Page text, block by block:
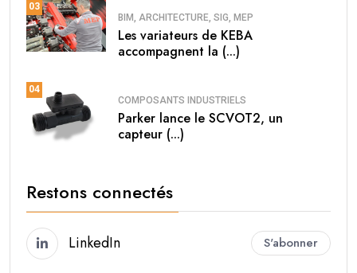
03
BIM, ARCHITECTURE, SIG, MEP
Les variateurs de KEBA
accompagnent la (...)
04
COMPOSANTS INDUSTRIELS
Parker lance le SCVOT2, un
capteur (...)
Restons connectés
LinkedIn S'abonner